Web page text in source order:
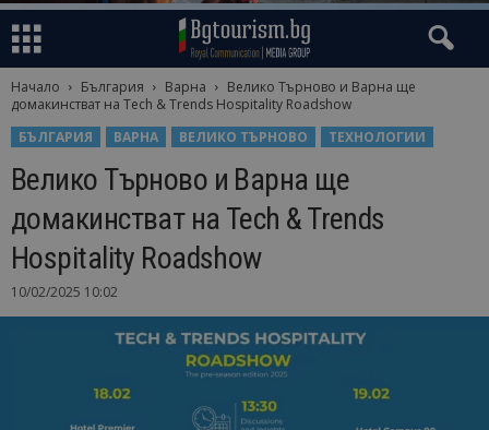
Начало България Варна
Велико Търново и Варна ще
домакинстват на Tech & Trends Hospitality Roadshow
БЪЛГАРИЯ
ВАРНА ВЕЛИКО ТЪРНОВО ТЕХНОЛОГИИ
Велико Търново и Варна ще
домакинстват на Tech & Trends
Hospitality Roadshow
10/02/2025 10:02